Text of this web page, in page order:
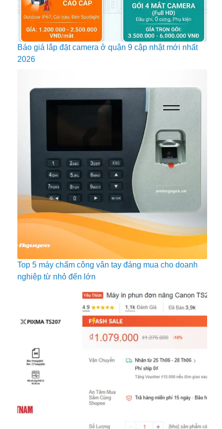
Báo giá lắp đặt camera ở quận 9 cập nhật mới nhất
2026
Top 5 máy chấm công vân tay đáng mua cho doanh
nghiệp từ nhỏ đến lớn